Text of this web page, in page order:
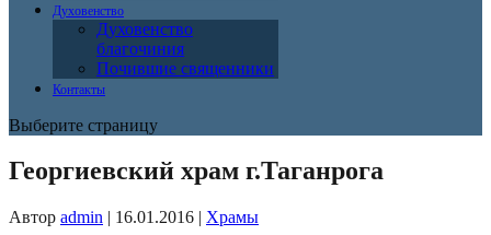
Духовенство
Духовенство
благочиния
Почившие священники
Контакты
Выберите страницу
Георгиевский храм г.Таганрога
Автор admin | 16.01.2016 | Храмы